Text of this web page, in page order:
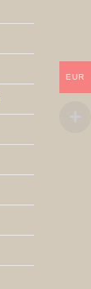
EUR